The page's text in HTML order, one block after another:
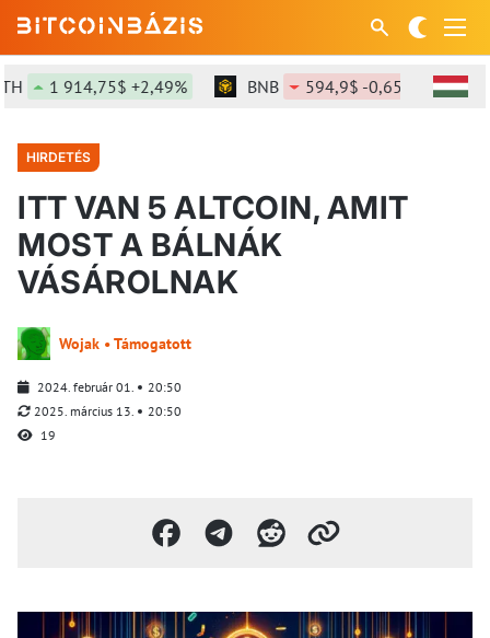
1 914,75$ +2,49% BNB 594,9$ -0,65% SOL
HIRDETÉS
ITT VAN 5 ALTCOIN, AMIT
MOST A BÁLNÁK
VÁSÁROLNAK
Wojak • Támogatott
2024. február 01.
20:50
2025. március 13.
20:50
19